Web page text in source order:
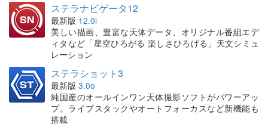
ステラナビゲータ12
最新版 12.0i
美しい描画、豊富な天体データ、オリジナル番組エデ
ィタなど「星空ひろがる 楽しさひろげる」天文シミュ
レーション
ステラショット3
最新版 3.0o
純国産のオールインワン天体撮影ソフトがパワーアッ
プ。ライブスタックやオートフォーカスなど新機能も
搭載